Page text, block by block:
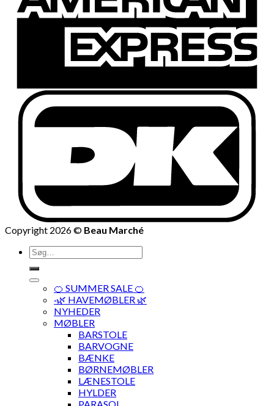
Copyright 2026 © Beau Marché
Søg
efter:
🍊 SUMMER SALE 🍊
·🌿 HAVEMØBLER 🌿
NYHEDER
MØBLER
BARSTOLE
BARVOGNE
BÆNKE
BØRNEMØBLER
LÆNESTOLE
HYLDER